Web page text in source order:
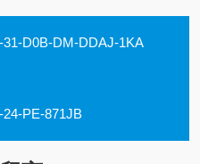
D0B-DM-DDAJ-1KA
PE-871JB